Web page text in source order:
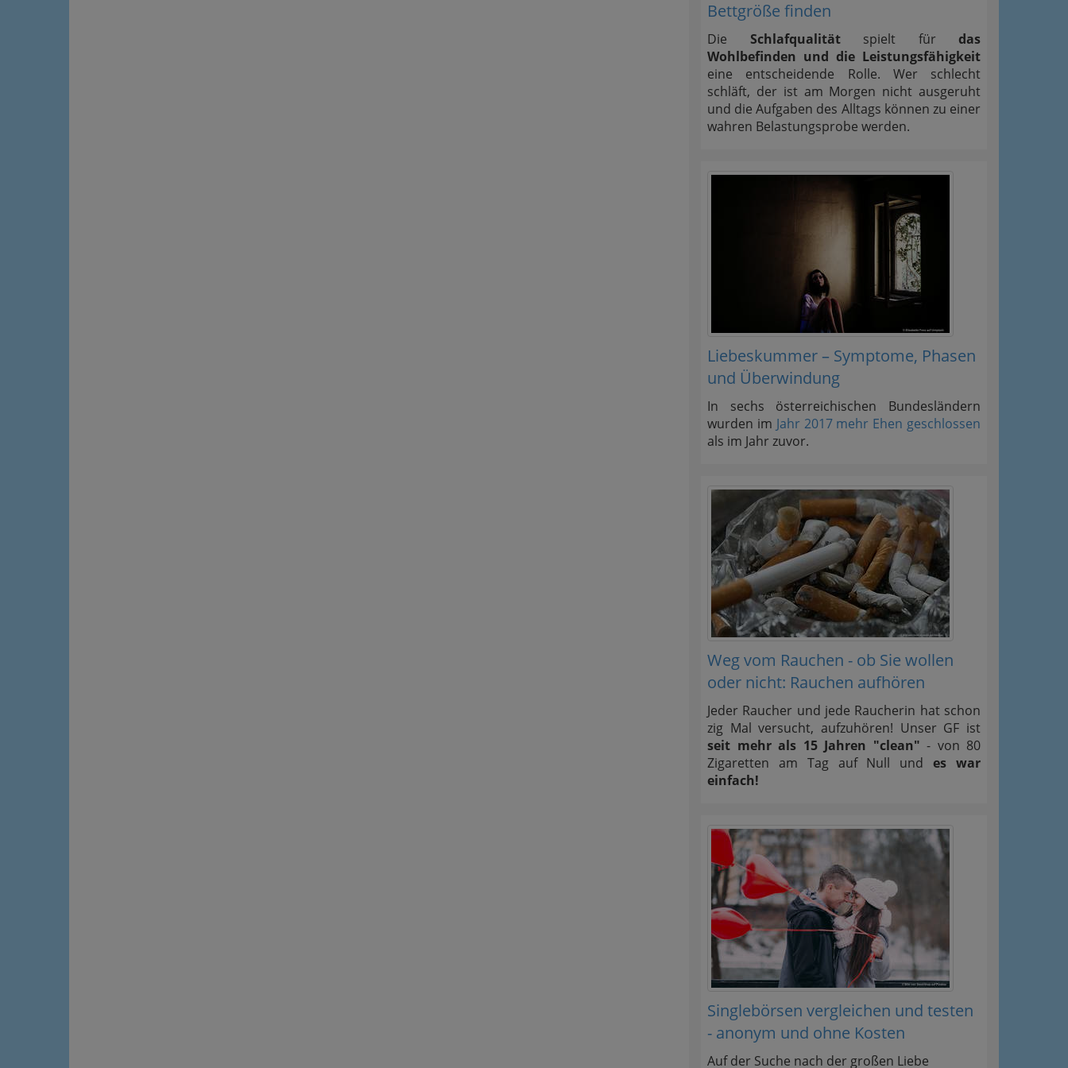
Bettgröße finden
Die Schlafqualitätspielt für das
Wohlbefinden und die Leistungsfähigkeit
eine entscheidende Rolle. Wer schlecht
schläft, der ist am Morgen nicht ausgeruht
und die Aufgaben des Alltags können zu einer
wahren Belastungsprobe werden.
Liebeskummer – Symptome, Phasen
und Überwindung
In sechs österreichischen Bundesländern
wurden im Jahr 2017 mehr Ehen geschlossen
als im Jahr zuvor.
Weg vom Rauchen - ob Sie wollen
oder nicht: Rauchen aufhören
Jeder Raucher und jede Raucherin hat schon
zig Mal versucht, aufzuhören! Unser GF ist
seit mehr als 15 Jahren "clean" - von 80
Zigaretten am Tag auf Null undes war
einfach!
Singlebörsen vergleichen und testen
- anonym und ohne Kosten
Auf der Suche nach der großen Liebe